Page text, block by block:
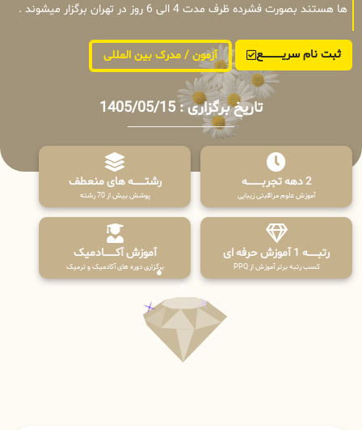
ها هستند بصورت فشرده ظرف مدت 4 الی 6 روز در تهران برگزار میشوند .
ثبت نام سریــــــــــــع آزمون / مدرک بین المللی
تاریخ برگزاری : 1405/05/15
2 دهه تجربـــــــــه
آموزش علوم مراقبتی زیبایی
رشتـــــــه های منعطف
پوشش بیش از 70 رشته
رتبــــــه 1 آموزش حرفه ای
کسب رتبه برتر آموزش از PPQ
آموزش آکـــــــادمیک
برگزاری دوره های آکادمیک و ترمیک